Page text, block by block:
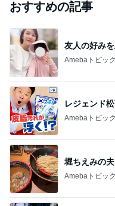
おすすめの記事
友人の好み
Amebaトピッ
レジェンド
Amebaトピッ
堀ちえみの
Amebaトピッ